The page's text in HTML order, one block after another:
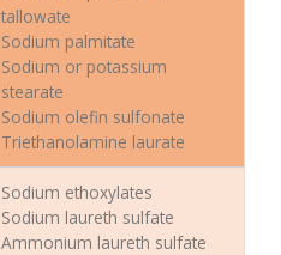
tallowate
Sodium palmitate
Sodium or potassium
stearate
Sodium olefin sulfonate
Triethanolamine laurate
Sodium ethoxylates
Sodium laureth sulfate
Ammonium laureth sulfate